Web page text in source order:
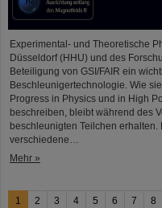
Experimental- und Theoretische
Düsseldorf (HHU) und des
Beteiligung von GSI/FAIR ein
Beschleunigertechnologie. Wie
Progress in Physics und in High
beschreiben, bleibt während des
beschleunigten Teilchen
verschiedene…
Mehr »
1 2 3 4 5 6 7 8